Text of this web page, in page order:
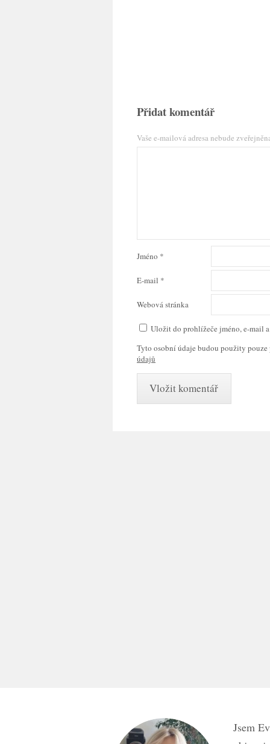
Přidat komentář
Vaše e-mailová adresa nebude
Jméno *
E-mail *
Webová stránka
Uložit do prohlížeče jméno, e-mail
Tyto osobní údaje budou použity
údajů
Jsem